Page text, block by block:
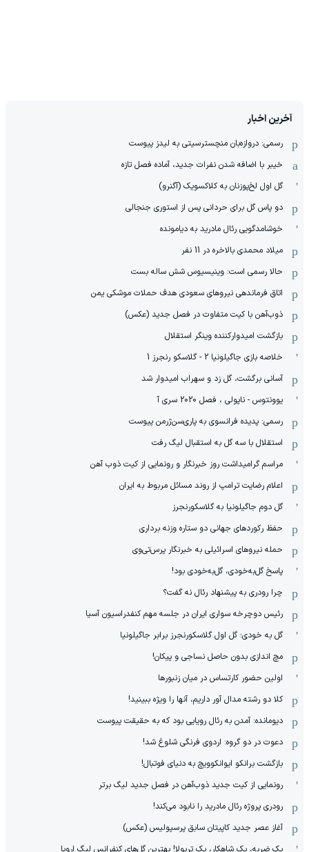
آخرین اخبار
رسمی: دروازه‌بان منچسترسیتی به لیدز پیوست
خیبر با اضافه شدن نفرات جدید، آماده فصل تازه
گل اول لخ‌پوزنان به کلاکسویک (آگنرو)
دو پاس گل برای حردانی پس از استوری جنجالی
خوشامدگویی رئال مادرید به دیامونده
میلاد محمدی بالاخره در 11 نفر
حالا رسمی است: وینیسیوس شش ساله بست
اتاق فرماندهی نیروهای سعودی هدف حملات موشکی یمن
ذوب‌آهن با کیت متفاوت در فصل جدید (عکس)
بازگشت امیدوارکننده وینگر استقلال
خلاصه بازی جاگیلونیا 2 - گلاسکو رنجرز 1
آسانی برگشت، گل زد و سهراب امیدوار شد
یوونتوس - ناپولی ، فصل 2020 سری آ
رسمی: پدیده فرانسوی به پاری‌سن‌ژرمن پیوست
استقلال با سه گل به استقبال لیگ رفت
مراسم گرامیداشت روز خبرنگار و رونمایی از کیت ذوب آهن
اعلام رضایت ترامپ از روند مسائل مربوط به ایران
گل دوم جاگیلونیا به گلاسکورنجرز
حفظ رکوردهای جهانی دو ستاره وزنه برداری
حمله نیروهای اسرائیلی به خبرنگار پرس‌تی‌وی
پاسخ گل‌به‌خودی، گل‌به‌خودی بود!
چرا رودری به پیشنهاد رئال نه گفت؟
رئیس دوچرخه سواری ایران در جلسه مهم کنفدراسیون آسیا
گل به خودی؛ گل اول گلاسکورنجرز برابر جاگیلونیا
مچ اندازی بدون حاصل نساجی و پیکان!
اولین حضور کارتساس در میان زنبورها
کلا دو‌ رشته مدال آور داریم، آنها را ویژه ببینید!
دیومانده: آمدن به رئال رویایی بود که به حقیقت پیوست
دعوت در دو گروه: اردوی فرنگی شلوغ شد!
بازگشت برانکو ایوانکوویچ به دنیای فوتبال!
رونمایی از کیت جدید ذوب‌آهن در فصل جدید لیگ برتر
رودری پروژه رئال مادرید را نابود می‌کند!
آغاز عصر جدید کاپیتان سابق پرسپولیس (عکس)
یک ضربه، یک شاهکار، یک تریولا! بهترین گل‌های کنفرانس لیگ اروپا